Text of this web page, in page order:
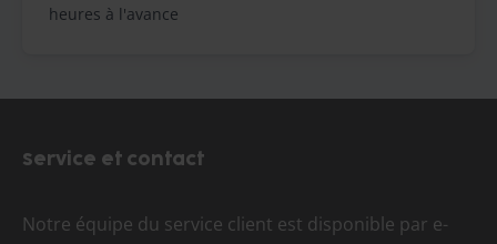
heures à l'avance
Service et contact
Notre équipe du service client est disponible par e-